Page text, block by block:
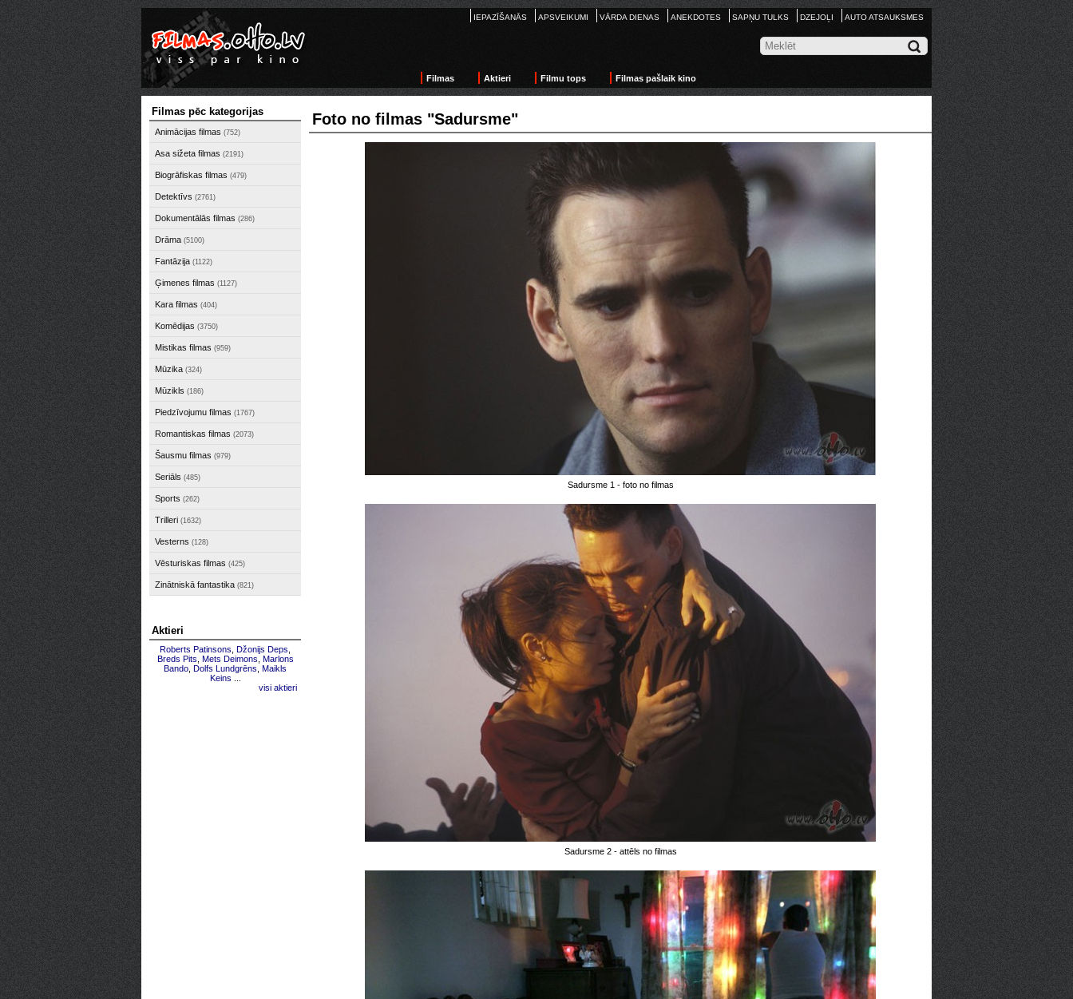
IEPAZĪŠANĀS APSVEIKUMI VĀRDA DIENAS ANEKDOTES SAPŅU TULKS DZEJOĻI AUTO ATSAUKSMES
Filmas Aktieri Filmu tops Filmas pašlaik kino
Filmas pēc kategorijas
Animācijas filmas (752)
Asa sižeta filmas (2191)
Biogrāfiskas filmas (479)
Detektīvs (2761)
Dokumentālās filmas (286)
Drāma (5100)
Fantāzija (1122)
Ģimenes filmas (1127)
Kara filmas (404)
Komēdijas (3750)
Mistikas filmas (959)
Mūzika (324)
Mūzikls (186)
Piedzīvojumu filmas (1767)
Romantiskas filmas (2073)
Šausmu filmas (979)
Seriāls (485)
Sports (262)
Trilleri (1632)
Vesterns (128)
Vēsturiskas filmas (425)
Zinātniskā fantastika (821)
Aktieri
Roberts Patinsons Džonijs Deps
Breds Pits Mets Deimons Marlons
Bando Dolfs Lundgrēns Maikls
Keins
visi aktieri
Foto no filmas "Sadursme"
Sadursme 1 - foto no filmas
Sadursme 2 - attēls no filmas